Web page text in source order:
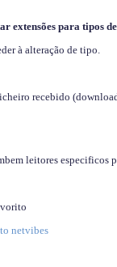
extensões para tipos
à alteração de tipo.
recebido
leitores especificos